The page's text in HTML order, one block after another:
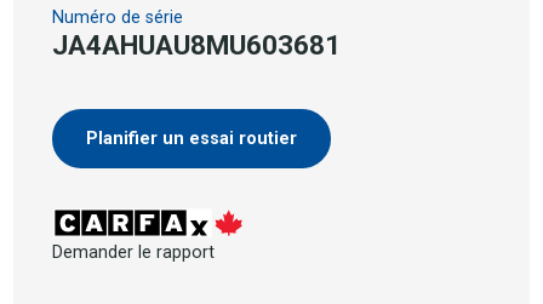
Numéro de série
JA4AHUAU8MU603681
Planifier un essai routier
Demander le rapport